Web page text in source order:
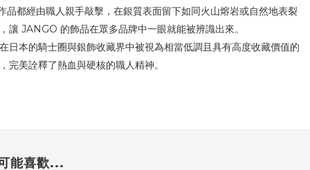
都經由職人親手敲擊，在銀質表面留下如同火山熔岩或自然地表裂
JANGO 的飾品在眾多品牌中一眼就能被辨識出來。
本的騎士圈與銀飾收藏界中被視為相當低調且具有高度收藏價值的
美詮釋了熱血與硬核的職人精神。
能喜歡...